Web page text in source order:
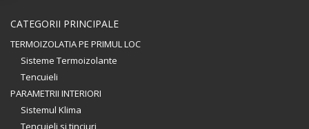
CATEGORII PRINCIPALE
TERMOIZOLATIA PE PRIMUL LOC
Sisteme Termoizolante
Tencuieli
PARAMETRII INTERIORI
Sistemul Klima
Tencuieli si tinciuri